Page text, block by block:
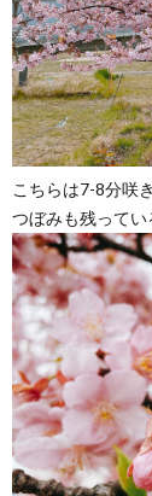
こちらは7-8分咲
つぼみも残ってい